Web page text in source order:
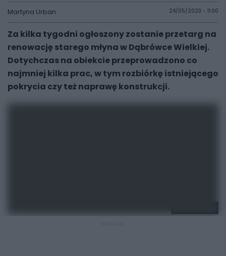
Martyna Urban 24/05/2023 - 11:00
Za kilka tygodni ogłoszony zostanie przetarg na
renowację starego młyna w Dąbrówce Wielkiej.
Dotychczas na obiekcie przeprowadzono co
najmniej kilka prac, w tym rozbiórkę istniejącego
pokrycia czy też naprawę konstrukcji.